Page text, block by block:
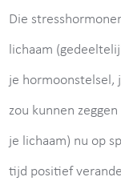
Die
lichaam
je hormoonstelsel,
zou kunnen
je lichaam) nu op
tijd positief